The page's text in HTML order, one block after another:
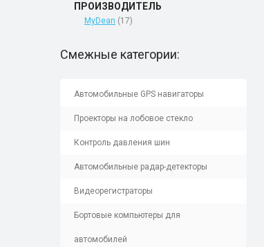
ПРОИЗВОДИТЕЛЬ
MyDean (17)
Смежные категории:
Автомобильные GPS навигаторы
Проекторы на лобовое стекло
Контроль давления шин
Автомобильные радар-детекторы
Видеорегистраторы
Бортовые компьютеры для
автомобилей